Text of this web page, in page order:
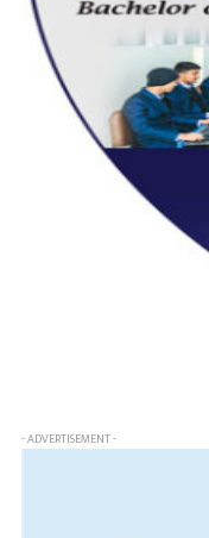
- ADVERTISEMENT -